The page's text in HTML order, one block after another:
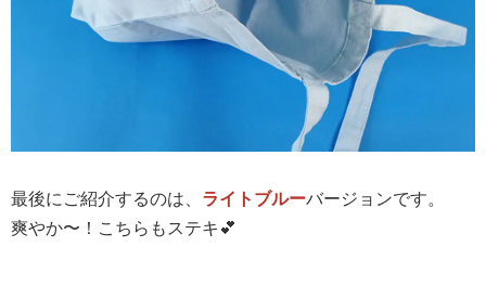
最後にご紹介するのは、 ライトブルーバージョンです。
爽やか〜！こちらもステキ💕